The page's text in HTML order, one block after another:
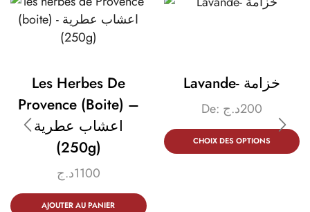
Les Herbes De
Provence (boite) –
اعشاب عطرية
(250g)
1100د.ج
AJOUTER AU PANIER
Lavande- خزامة
De: 200د.ج
CHOIX DES OPTIONS